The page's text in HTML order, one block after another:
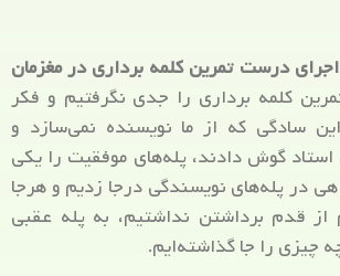
اجرای درست تمرین کلمه برداری در مغزمان
کلمه برداری را جدی نگرفتیم و فکر
سادگی که از ما نویسنده نمی‌سازد و
گوش دادند، پله‌های موفقیت را یکی
در پله‌های نویسندگی درجا زدیم و هرجا
قدم برداشتن نداشتیم، به پله عقبی
چیزی را جا گذاشته‌ایم.